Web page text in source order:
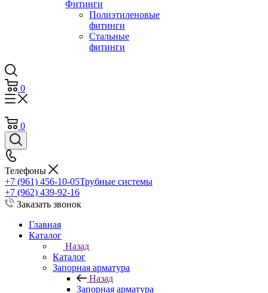
Фитинги
Полиэтиленовые
фитинги
Стальные
фитинги
0
0
Телефоны
+7 (961) 456-10-05Трубные системы
+7 (962) 439-92-16
Заказать звонок
Главная
Каталог
Назад
Каталог
Запорная арматура
Назад
Запорная арматура